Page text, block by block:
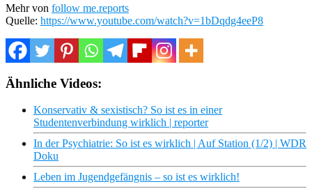
Mehr von follow me.reports
Quelle: https://www.youtube.com/watch?v=1bDqdg4eeP8
Ähnliche Videos:
Konservativ & sexistisch? So ist es in einer
Studentenverbindung wirklich | reporter
In der Psychiatrie: So ist es wirklich | Auf Station (1/2) | WDR
Doku
Leben im Jugendgefängnis – so ist es wirklich!